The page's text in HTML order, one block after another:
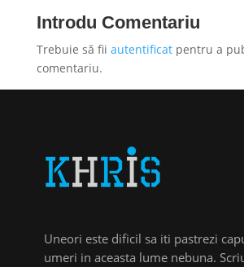
Introdu Comentariu
Trebuie să fii autentificatpentru a
comentariu.
Uneori este dificil sa iti pastrezi
umeri in aceasta lume nebuna.